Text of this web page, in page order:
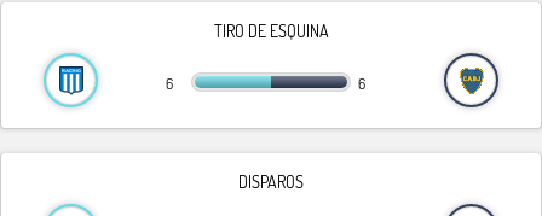
TIRO DE ESQUINA
6 6
DISPAROS